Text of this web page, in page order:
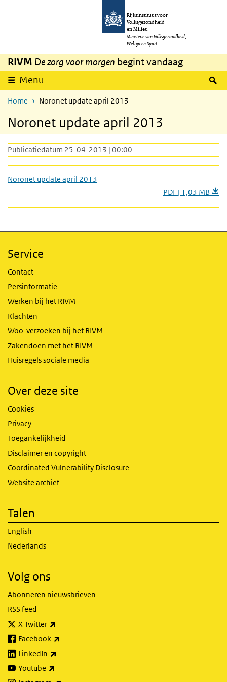
Overslaan en naar de inhoud gaan
Rijksinstituut voor
Volksgezondheid
en Milieu
Ministerie van Volksgezondheid,
Welzijn en Sport
RIVM De zorg voor morgen begint vandaag
Menu
Home Noronet update april 2013
Noronet update april 2013
Publicatiedatum 25-04-2013 | 00:00
Noronet update april 2013
PDF | 1,03 MB
Service
Contact
Persinformatie
Werken bij het RIVM
Klachten
Woo-verzoeken bij het RIVM
Zakendoen met het RIVM
Huisregels sociale media
Over deze site
Cookies
Privacy
Toegankelijkheid
Disclaimer en copyright
Coordinated Vulnerability Disclosure
Website archief
Talen
English
Nederlands
Volg ons
Abonneren nieuwsbrieven
RSS feed
X Twitter
Facebook
LinkedIn
Youtube